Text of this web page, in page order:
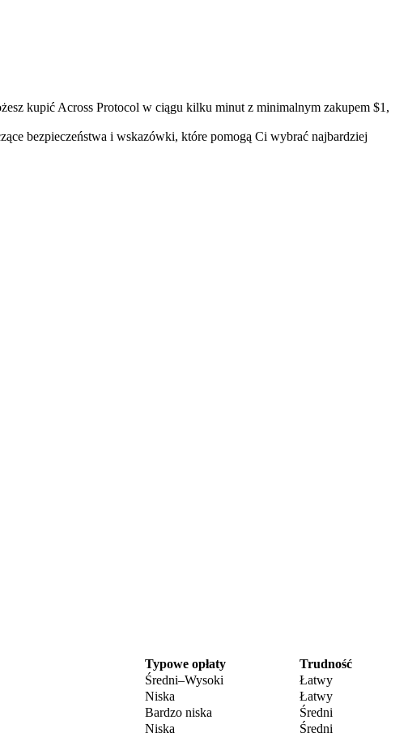
kupić Across Protocol w ciągu kilku minut z minimalnym zakupem $1,
bezpieczeństwa i wskazówki, które pomogą Ci wybrać najbardziej
Typowe opłaty
Trudność
Średni–Wysoki
Łatwy
Niska
Łatwy
Bardzo niska
Średni
Niska Średni